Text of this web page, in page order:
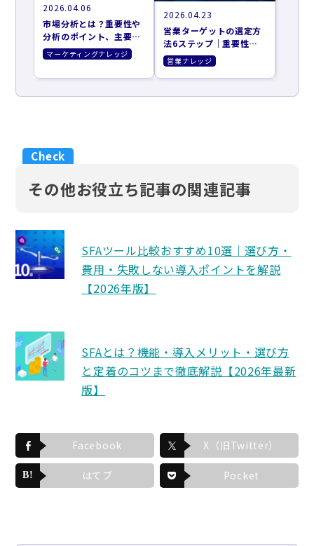
2026.04.06
市場分析とは？重要性や
分析のポイント、主要な
フレームワークを紹介
マーケティングナレッジ
2026.04.23
営業ターゲットの選定方
法6ステップ｜重要性や
おすすめのツールも紹介
営業ナレッジ
その他お役立ち記事の関連記事
SFAツール比較おすすめ10選｜選び方・
費用・失敗しない導入ポイントを解説
【2026年版】
SFAとは？機能・導入メリット・選び方
と定着のコツまで徹底解説【2026年最新
版】
Facebook X（旧Twitter）
はてブ Pocket